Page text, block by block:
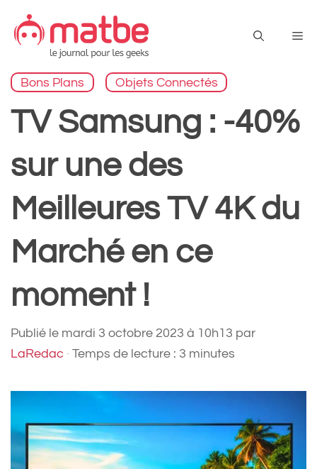
contenu
Bons Plans Objets Connectés
TV Samsung : -40%
sur une des
Meilleures TV 4K du
Marché en ce
moment !
Publié le mardi 3 octobre 2023 à 10h13 par
LaRedac · Temps de lecture : 3 minutes